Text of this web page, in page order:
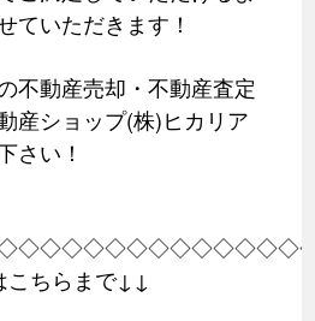
ていただきます！
不動産売却・不動産査定
産ショップ(株)ヒカリア
さい！
こちらまで↓↓